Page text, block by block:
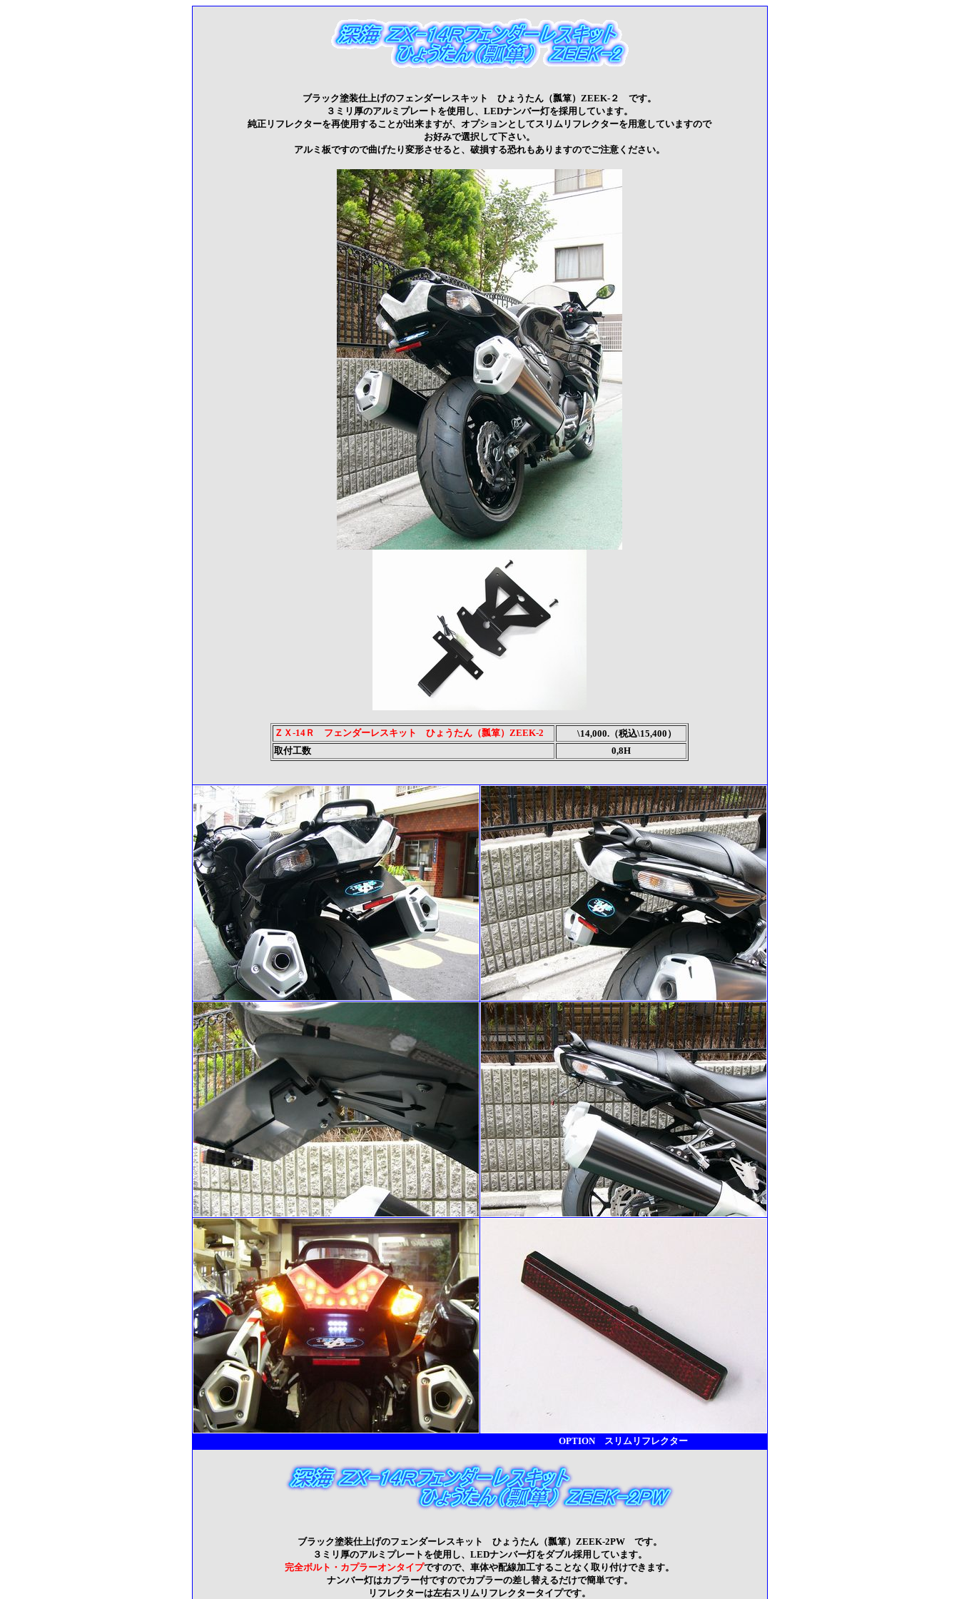
ブラック塗装仕上げのフェンダーレスキット ひょうたん（瓢箪）ZEEK-２ です。
３ミリ厚のアルミプレートを使用し、LEDナンバー灯を採用しています。
純正リフレクターを再使用することが出来ますが、オプションとしてスリムリフレクターを用意していますので
お好みで選択して下さい。
アルミ板ですので曲げたり変形させると、破損する恐れもありますのでご注意ください。
ＺＸ-14Ｒ フェンダーレスキット ひょうたん（瓢箪）ZEEK-2
\14,000.（税込\15,400）
取付工数
0,8H
OPTION スリムリフレクター
ブラック塗装仕上げのフェンダーレスキット ひょうたん（瓢箪）ZEEK-2PW です。
３ミリ厚のアルミプレートを使用し、LEDナンバー灯をダブル採用しています。
完全ボルト・カプラーオンタイプですので、車体や配線加工することなく取り付けできます。
ナンバー灯はカプラー付ですのでカプラーの差し替えるだけで簡単です。
リフレクターは左右スリムリフレクタータイプです。